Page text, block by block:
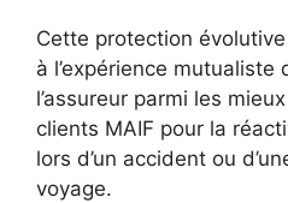
Cette protection
à l’expérience mutualiste
l’assureur parmi les
clients MAIF pour la
lors d’un accident ou
voyage.